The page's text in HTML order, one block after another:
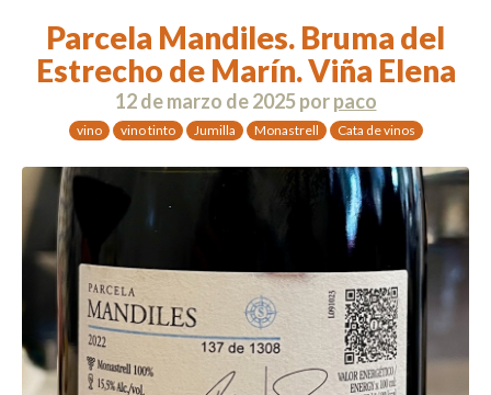
Parcela Mandiles. Bruma del
Estrecho de Marín. Viña Elena
12 de marzo de 2025porpaco
vino vino tinto Jumilla Monastrell Cata de vinos